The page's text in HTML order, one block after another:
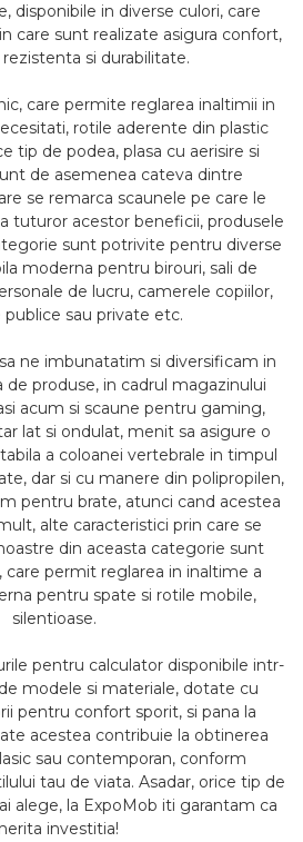
disponibile in diverse culori, care
care sunt realizate asigura confort,
si durabilitate.
care permite reglarea inaltimii in
rotile aderente din plastic
tip de podea, plasa cu aerisire si
de asemenea cateva dintre
se remarca scaunele pe care le
tuturor acestor beneficii, produsele
sunt potrivite pentru diverse
moderna pentru birouri, sali de
de lucru, camerele copiilor,
sau private etc.
ne imbunatatim si diversificam in
produse, in cadrul magazinului
acum si scaune pentru gaming,
lat si ondulat, menit sa asigure o
a coloanei vertebrale in timpul
dar si cu manere din polipropilen,
pentru brate, atunci cand acestea
alte caracteristici prin care se
din aceasta categorie sunt
care permit reglarea in inaltime a
pentru spate si rotile mobile,
silentioase.
pentru calculator disponibile intr-
modele si materiale, dotate cu
pentru confort sporit, si pana la
acestea contribuie la obtinerea
sau contemporan, conform
tau de viata. Asadar, orice tip de
alege, la ExpoMob iti garantam ca
investitia!